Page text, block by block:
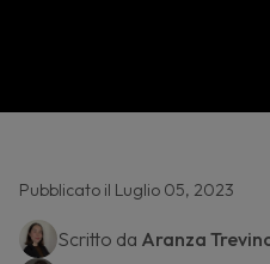
Pubblicato il Luglio 05, 2023
Scritto da Aranza